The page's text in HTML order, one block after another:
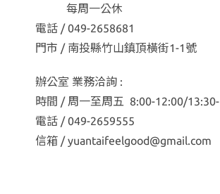
每周一公休
電話 / 049-2658681
門市 / 南投縣竹山鎮頂橫街1-1號
辦公室 業務洽詢 :
時間 / 周一至周五 8:00-12:00/
電話 / 049-2659555
信箱 / yuantaifeelgood@gmail.com